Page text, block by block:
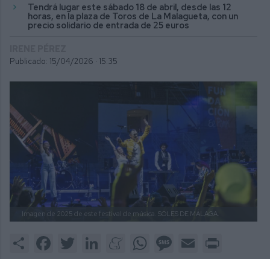
Tendrá lugar este sábado 18 de abril, desde las 12
horas, en la plaza de Toros de La Malagueta, con un
precio solidario de entrada de 25 euros
Publicado: 15/04/2026 · 15:35
Imagen de 2025 de este festival de música.SOLES DE MÁLAGA.
Share FacebookTwitter LinkedInMeneameWhatsAppMessage
Email